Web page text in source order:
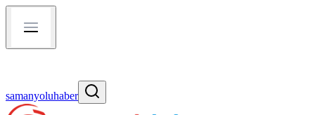
samanyoluhaber